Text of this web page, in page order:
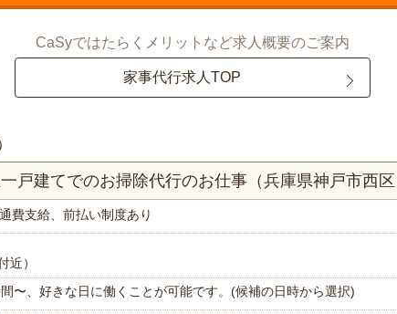
CaSyではたらくメリットなど求人概要のご案内
家事代行求人TOP
戸建てでのお掃除代行のお仕事（兵庫県神戸市西
通費支給、前払い制度あり
近）
〜、好きな日に働くことが可能です。(候補の日時から選択)